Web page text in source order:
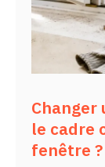
Changer
le cadre
fenêtre ?